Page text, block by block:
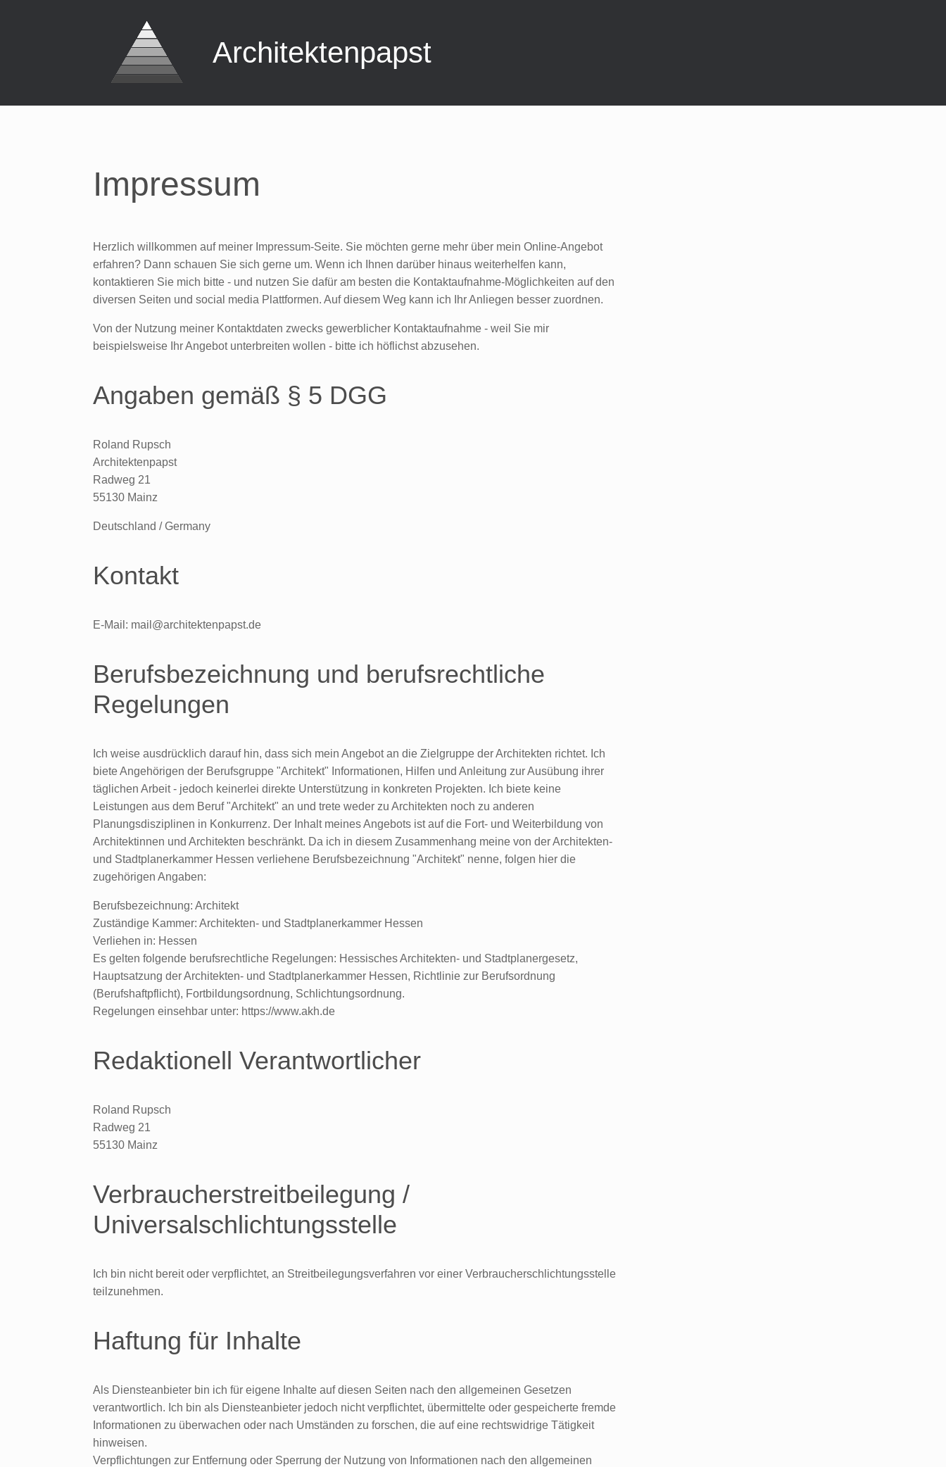
Architektenpapst
Impressum
Herzlich willkommen auf meiner Impressum-Seite. Sie möchten gerne mehr über mein Online-Angebot
erfahren? Dann schauen Sie sich gerne um. Wenn ich Ihnen darüber hinaus weiterhelfen kann,
kontaktieren Sie mich bitte - und nutzen Sie dafür am besten die Kontaktaufnahme-Möglichkeiten auf den
diversen Seiten und social media Plattformen. Auf diesem Weg kann ich Ihr Anliegen besser zuordnen.
Von der Nutzung meiner Kontaktdaten zwecks gewerblicher Kontaktaufnahme - weil Sie mir
beispielsweise Ihr Angebot unterbreiten wollen - bitte ich höflichst abzusehen.
Angaben gemäß § 5 DGG
Roland Rupsch
Architektenpapst
Radweg 21
55130 Mainz
Deutschland / Germany
Kontakt
E-Mail: mail@architektenpapst.de
Berufsbezeichnung und berufsrechtliche
Regelungen
Ich weise ausdrücklich darauf hin, dass sich mein Angebot an die Zielgruppe der Architekten richtet. Ich
biete Angehörigen der Berufsgruppe "Architekt" Informationen, Hilfen und Anleitung zur Ausübung ihrer
täglichen Arbeit - jedoch keinerlei direkte Unterstützung in konkreten Projekten. Ich biete keine
Leistungen aus dem Beruf "Architekt" an und trete weder zu Architekten noch zu anderen
Planungsdisziplinen in Konkurrenz. Der Inhalt meines Angebots ist auf die Fort- und Weiterbildung von
Architektinnen und Architekten beschränkt. Da ich in diesem Zusammenhang meine von der Architekten-
und Stadtplanerkammer Hessen verliehene Berufsbezeichnung "Architekt" nenne, folgen hier die
zugehörigen Angaben:
Berufsbezeichnung: Architekt
Zuständige Kammer: Architekten- und Stadtplanerkammer Hessen
Verliehen in: Hessen
Es gelten folgende berufsrechtliche Regelungen: Hessisches Architekten- und Stadtplanergesetz,
Hauptsatzung der Architekten- und Stadtplanerkammer Hessen, Richtlinie zur Berufsordnung
(Berufshaftpflicht), Fortbildungsordnung, Schlichtungsordnung.
Regelungen einsehbar unter: https://www.akh.de
Redaktionell Verantwortlicher
Roland Rupsch
Radweg 21
55130 Mainz
Verbraucherstreitbeilegung /
Universalschlichtungsstelle
Ich bin nicht bereit oder verpflichtet, an Streitbeilegungsverfahren vor einer Verbraucherschlichtungsstelle
teilzunehmen.
Haftung für Inhalte
Als Diensteanbieter bin ich für eigene Inhalte auf diesen Seiten nach den allgemeinen Gesetzen
verantwortlich. Ich bin als Diensteanbieter jedoch nicht verpflichtet, übermittelte oder gespeicherte fremde
Informationen zu überwachen oder nach Umständen zu forschen, die auf eine rechtswidrige Tätigkeit
hinweisen.
Verpflichtungen zur Entfernung oder Sperrung der Nutzung von Informationen nach den allgemeinen